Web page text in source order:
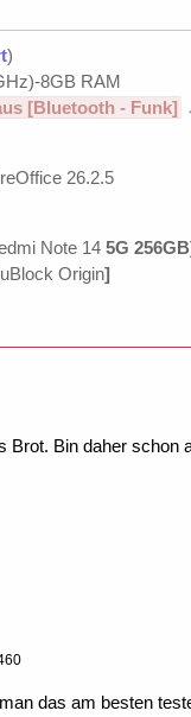
)
8GB RAM
[Bluetooth - Funk]
26.2.5
Note 14 5G
uBlock Origin]
Bin daher schon
das am besten